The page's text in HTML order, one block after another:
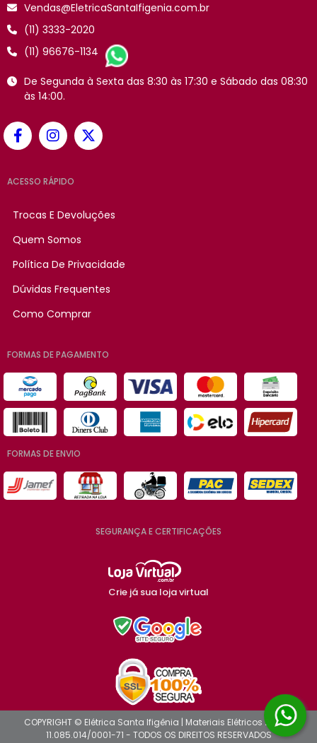
Vendas@EletricaSantaIfigenia.com.br
(11) 3333-2020
(11) 96676-1134
De Segunda à Sexta das 8:30 às 17:30 e Sábado das 08:30
às 14:00.
ACESSO RÁPIDO
Trocas E Devoluções
Quem Somos
Política De Privacidade
Dúvidas Frequentes
Como Comprar
FORMAS DE PAGAMENTO
FORMAS DE ENVIO
SEGURANÇA E CERTIFICAÇÕES
Crie já sua loja virtual
COPYRIGHT © Elétrica Santa Ifigênia | Materiais Elétricos 2026 -
11.085.014/0001-71 - TODOS OS DIREITOS RESERVADOS